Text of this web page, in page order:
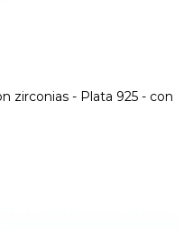
zirconias - Plata 925 - con